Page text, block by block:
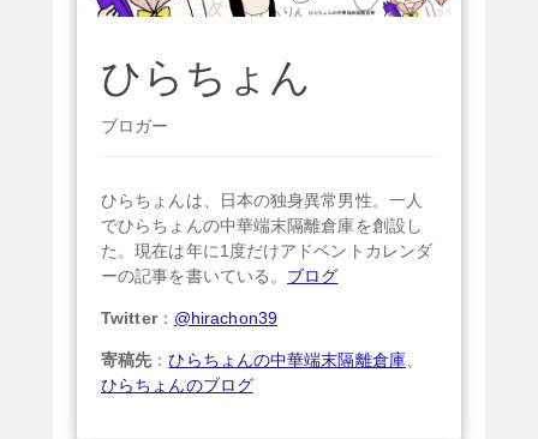
ひらちょん
ブロガー
ひらちょんは、日本の独身異常男性。一人
でひらちょんの中華端末隔離倉庫を創設し
た。現在は年に1度だけアドベントカレンダ
ーの記事を書いている。 ブログ
Twitter： @hirachon39
寄稿先 ：ひらちょんの中華端末隔離倉庫、
ひらちょんのブログ